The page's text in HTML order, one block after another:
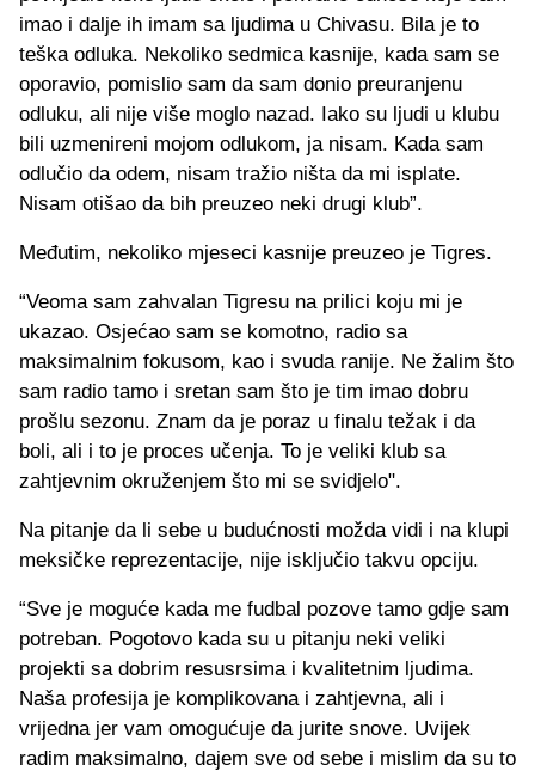
imao i dalje ih imam sa ljudima u Chivasu. Bila je to
teška odluka. Nekoliko sedmica kasnije, kada sam se
oporavio, pomislio sam da sam donio preuranjenu
odluku, ali nije više moglo nazad. Iako su ljudi u klubu
bili uzmenireni mojom odlukom, ja nisam. Kada sam
odlučio da odem, nisam tražio ništa da mi isplate.
Nisam otišao da bih preuzeo neki drugi klub”.
Međutim, nekoliko mjeseci kasnije preuzeo je Tigres.
“Veoma sam zahvalan Tigresu na prilici koju mi je
ukazao. Osjećao sam se komotno, radio sa
maksimalnim fokusom, kao i svuda ranije. Ne žalim što
sam radio tamo i sretan sam što je tim imao dobru
prošlu sezonu. Znam da je poraz u finalu težak i da
boli, ali i to je proces učenja. To je veliki klub sa
zahtjevnim okruženjem što mi se svidjelo".
Na pitanje da li sebe u budućnosti možda vidi i na klupi
meksičke reprezentacije, nije isključio takvu opciju.
“Sve je moguće kada me fudbal pozove tamo gdje sam
potreban. Pogotovo kada su u pitanju neki veliki
projekti sa dobrim resusrsima i kvalitetnim ljudima.
Naša profesija je komplikovana i zahtjevna, ali i
vrijedna jer vam omogućuje da jurite snove. Uvijek
radim maksimalno, dajem sve od sebe i mislim da su to